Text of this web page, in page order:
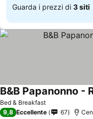
Guarda i prezzi di 3 siti
Bed & Breakfast
B&B Papanonno -
9,8 Eccellente 67